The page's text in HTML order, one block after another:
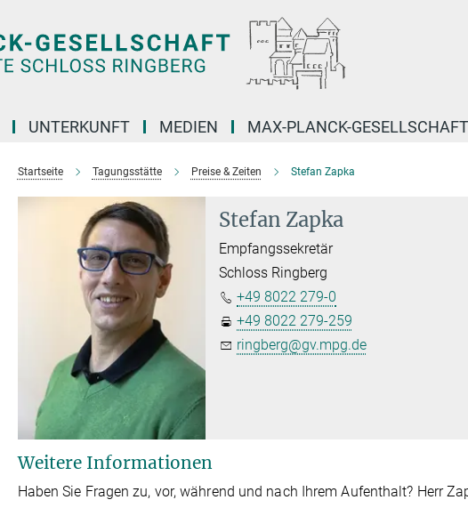
UNTERKUNFT MEDIEN MAX-PLANCK-GESELLSCHAFT
Startseite Tagungsstätte Preise & Zeiten Stefan Zapka
Stefan Zapka
Empfangssekretär
Schloss Ringberg
+49 8022 279-0
+49 8022 279-259
ringberg@gv.mpg.de
Weitere Informationen
Haben Sie Fragen zu, vor, während und nach Ihrem Aufenthalt? Herr